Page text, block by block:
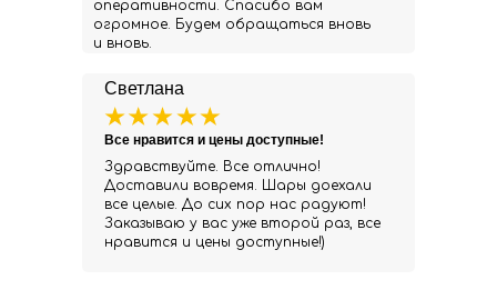
оперативности. Спасибо вам
огромное. Будем обращаться вновь
и вновь.
Светлана
Здравствуйте. Все отлично!
Доставили вовремя. Шары доехали
все целые. До сих пор нас радуют!
Заказываю у вас уже второй раз, все
нравится и цены доступные!)
Все нравится и цены доступные!